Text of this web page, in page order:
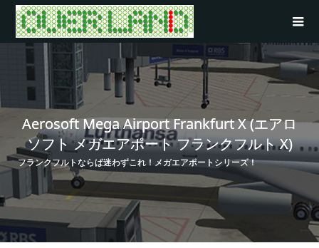
Aerosoft Mega Airport Frankfurt X (エアロ
ソフト メガエアポート フランクフルト X)
フランクフルトならば迷わずこれ！メガエアポートシリーズ！